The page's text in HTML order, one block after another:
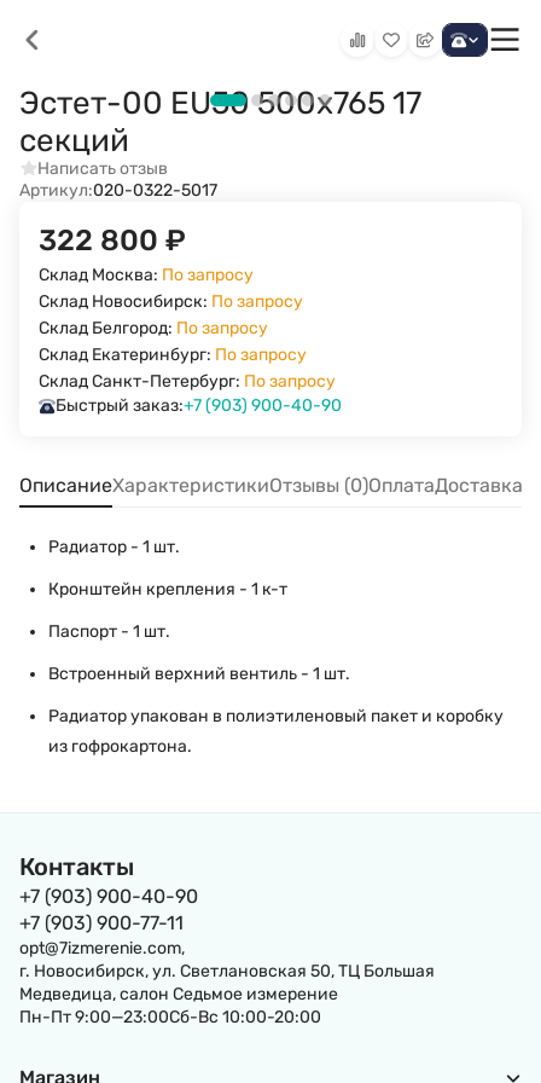
Эстет-00 EU50 500х765 17
секций
Написать отзыв
Артикул:020-0322-5017
322 800 ₽
Склад Москва: По запросу
Склад Новосибирск: По запросу
Склад Белгород: По запросу
Склад Екатеринбург: По запросу
Склад Санкт-Петербург: По запросу
Быстрый заказ:+7 (903) 900-40-90
ОписаниеХарактеристикиОтзывы (0)ОплатаДоставка
Радиатор - 1 шт.
Кронштейн крепления - 1 к-т
Паспорт - 1 шт.
Встроенный верхний вентиль - 1 шт.
Радиатор упакован в полиэтиленовый пакет и коробку
из гофрокартона.
Контакты
+7 (903) 900-40-90
+7 (903) 900-77-11
opt@7izmerenie.com,
г. Новосибирск, ул. Светлановская 50, ТЦ Большая
Медведица, салон Седьмое измерение
Пн-Пт 9:00—23:00Сб-Вс 10:00-20:00
Магазин